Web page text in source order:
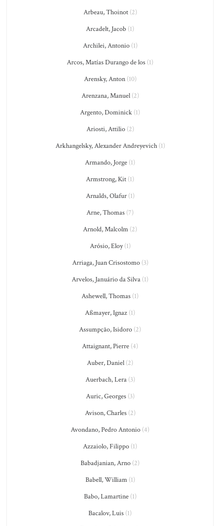
Arbeau, Thoinot(2)
Arcadelt, Jacob (1)
Archilei, Antonio(1)
Arcos, Matías Durango de los (1)
Arensky, Anton(10)
Arenzana, Manuel(2)
Argento, Dominick (1)
Ariosti, Attilio(2)
Arkhangelsky, Alexander Andreyevich(1)
Armando, Jorge (1)
Armstrong, Kit (1)
Arnalds, Olafur(1)
Arne, Thomas (7)
Arnold, Malcolm (2)
Arósio, Eloy(1)
Arriaga, Juan Crisostomo(3)
Arvelos, Januário da Silva (1)
Ashewell, Thomas (1)
Aßmayer, Ignaz (1)
Assumpção, Isidoro (2)
Attaignant, Pierre (4)
Auber, Daniel (2)
Auerbach, Lera(3)
Auric, Georges(3)
Avison, Charles(2)
Avondano, Pedro Antonio (4)
Azzaiolo, Filippo (1)
Babadjanian, Arno (2)
Babell, William(1)
Babo, Lamartine(1)
Bacalov, Luis (1)